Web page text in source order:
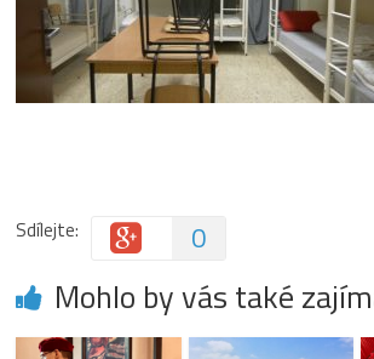
Sdílejte: 0
Mohlo by vás také